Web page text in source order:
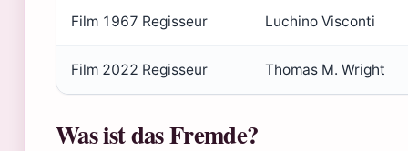
Film 1967 Regisseur Luchino Visconti
Film 2022 Regisseur Thomas M. Wright
Was ist das Fremde?